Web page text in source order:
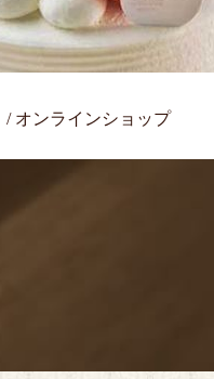
/ オンラインショップ